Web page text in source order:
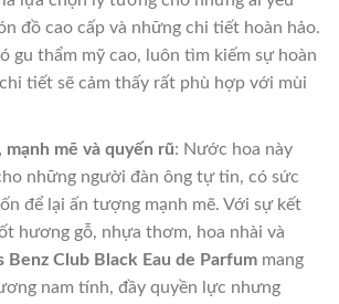
đồ cao cấp và những chi tiết hoàn hảo.
gu thẩm mỹ cao, luôn tìm kiếm sự hoàn
tiết sẽ cảm thấy rất phù hợp với mùi
mẽ và quyến rũ: Nước hoa này
những người đàn ông tự tin, có sức
để lại ấn tượng mạnh mẽ. Với sự kết
hương gỗ, nhựa thơm, hoa nhài và
Benz Club Black Eau de Parfummang
nam tính, đầy quyền lực nhưng